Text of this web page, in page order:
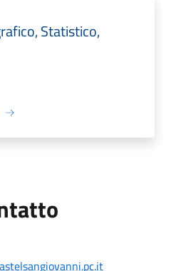
Statistico,